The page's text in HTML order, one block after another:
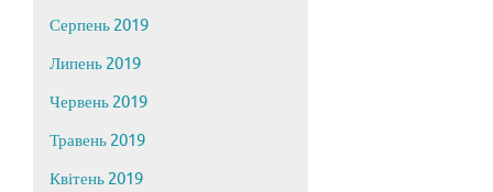
Серпень 2019
Липень 2019
Червень 2019
Травень 2019
Квітень 2019